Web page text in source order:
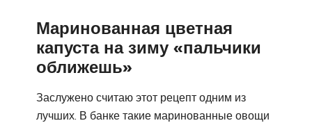
Маринованная цветная
капуста на зиму «пальчики
оближешь»
Заслужено считаю этот рецепт одним из
лучших. В банке такие маринованные овощи